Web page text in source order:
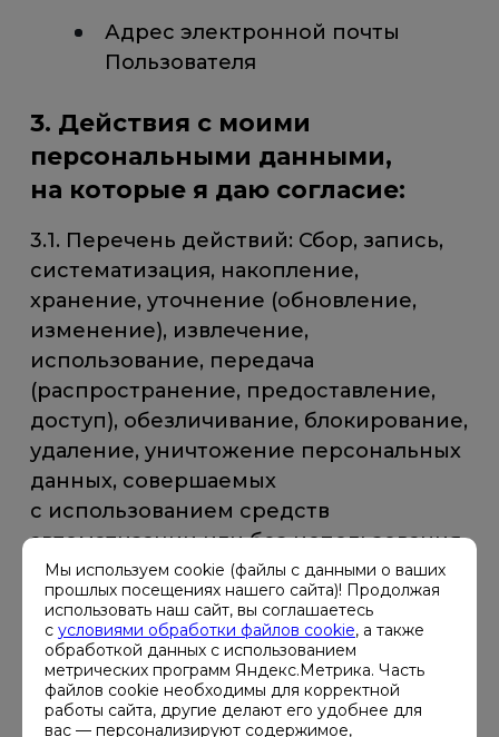
Адрес электронной почты
Пользователя
3. Действия с моими
персональными данными,
на которые я даю согласие:
3.1. Перечень действий: Сбор, запись,
систематизация, накопление,
хранение, уточнение (обновление,
изменение), извлечение,
использование, передача
(распространение, предоставление,
доступ), обезличивание, блокирование,
удаление, уничтожение персональных
данных, совершаемых
с использованием средств
автоматизации или без использования
таких средств.
3.2. Оператор вправе поручать
обработку моих персональных данных
третьим лицам для осуществления
обработки персональных данных
Мы используем cookie (файлы с данными о ваших
прошлых посещениях нашего сайта)! Продолжая
использовать наш сайт, вы соглашаетесь
с условиями обработки файлов cookie, а также
обработкой данных с использованием
метрических программ Яндекс.Метрика. Часть
файлов cookie необходимы для корректной
работы сайта, другие делают его удобнее для
вас — персонализируют содержимое,